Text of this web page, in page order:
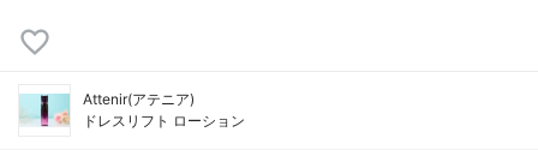
Attenir(アテニア)
ドレスリフト ローション